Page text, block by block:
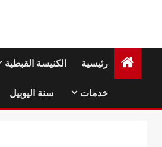
رئيسية الكنيسة القبطية
خدمات سنة اليوبيل